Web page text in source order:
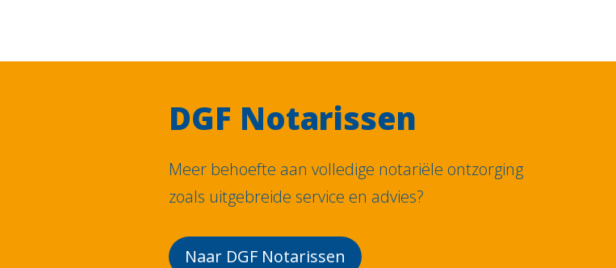
DGF Notarissen
Meer behoefte aan volledige notariële ontzorging
zoals uitgebreide service en advies?
Naar DGF Notarissen